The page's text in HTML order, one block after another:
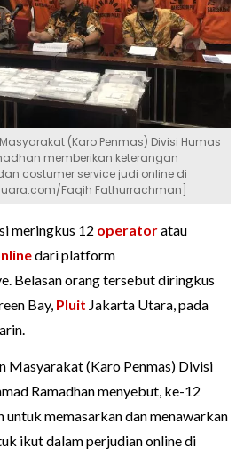
(Karo Penmas) Divisi Humas
memberikan keterangan
costumer service judi online di
Faqih Fathurrachman]
meringkus 12 operatoratau
dari platform
Belasan orang tersebut diringkus
Bay, Pluit Jakarta Utara, pada
Masyarakat (Karo Penmas) Divisi
Ramadhan menyebut, ke-12
memasarkan dan menawarkan
ikut dalam perjudian online di